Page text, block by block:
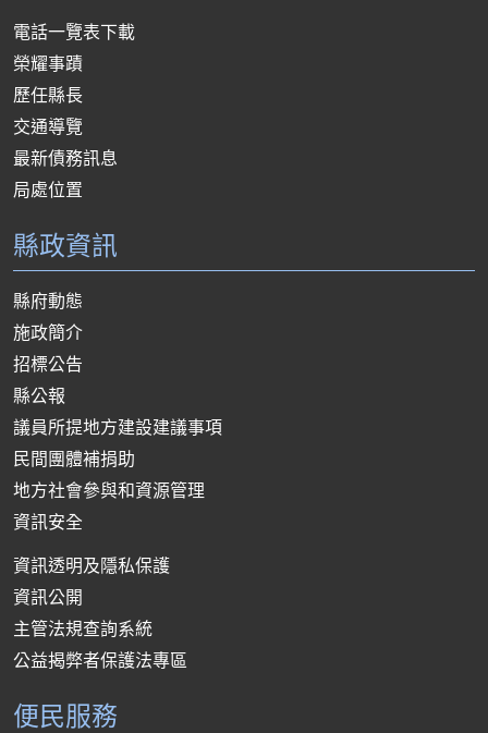
電話一覽表下載
榮耀事蹟
歷任縣長
交通導覽
最新債務訊息
局處位置
縣政資訊
縣府動態
施政簡介
招標公告
縣公報
議員所提地方建設建議事項
民間團體補捐助
地方社會參與和資源管理
資訊安全
資訊透明及隱私保護
資訊公開
主管法規查詢系統
公益揭弊者保護法專區
便民服務